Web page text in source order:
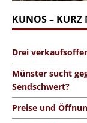
KUNOS – KURZ
Drei
Münster sucht
Sendschwert?
Preise und